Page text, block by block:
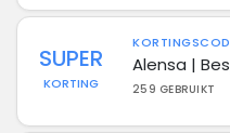
SUPER
KORTING
Alensa |
259 GEBRUIKT